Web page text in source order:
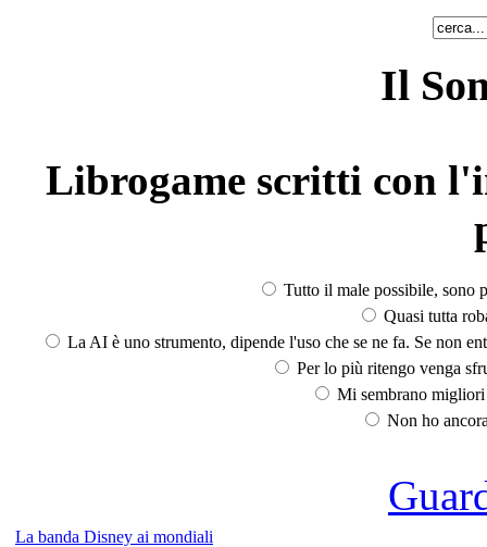
Il
Librogame scritti con
Tutto il male possibile, sono
Quasi tutta
La AI è uno strumento, dipende l'uso che se ne fa. Se non
Per lo più ritengo venga
Mi sembrano
Non ho
La banda Disney ai mondiali